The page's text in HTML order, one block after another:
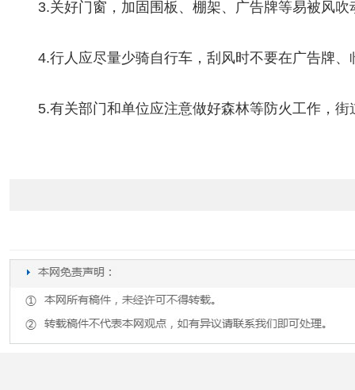
3.关好门窗，加固围板、棚架、广告牌等易被风吹
4.行人应尽量少骑自行车，刮风时不要在广告牌、
5.有关部门和单位应注意做好森林等防火工作，街